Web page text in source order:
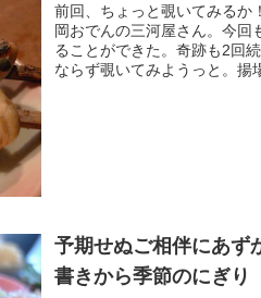
前回、ちょっと覗いてみるか
岡おでんの三河屋さん。今回
ることができた。奇跡も2回
ならず覗いてみようっと。揚
予期せぬご相伴にあず
書きから季節のにぎり